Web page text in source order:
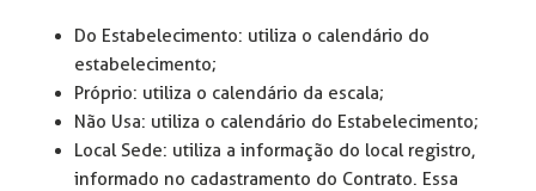
Do Estabelecimento: utiliza o calendário do
estabelecimento;
Próprio: utiliza o calendário da escala;
Não Usa: utiliza o calendário do Estabelecimento;
Local Sede: utiliza a informação do local registro,
informado no cadastramento do Contrato. Essa